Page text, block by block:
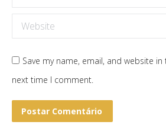
Website
Save my name, email, and website
next time I comment.
Postar Comentário